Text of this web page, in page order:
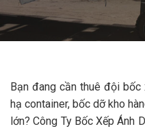
Bạn đang cần thuê đội
hạ container, bốc dỡ kho
lớn? Công Ty Bốc Xếp Ánh